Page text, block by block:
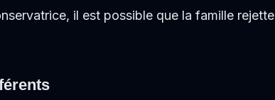
il est possible que la famille rejette